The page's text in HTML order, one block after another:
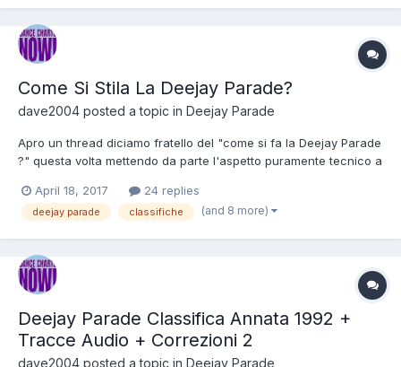
Come Si Stila La Deejay Parade?
dave2004 posted a topic in Deejay Parade
Apro un thread diciamo fratello del "come si fa la Deejay Parade
?" questa volta mettendo da parte l'aspetto puramente tecnico a
scaletta delle 20 posizioni . Oggetto di discussione potrebbero
essere : . il criterio di far entrare...
April 18, 2017 24 replies
deejay parade classifiche (and 8 more)
Deejay Parade Classifica Annata 1992 +
Tracce Audio + Correzioni 2
dave2004 posted a topic in Deejay Parade